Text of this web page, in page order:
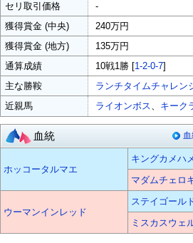
セリ取引価格
-
獲得賞金 (中央)
240万円
獲得賞金 (地方)
135万円
通算成績
10戦1勝 [1-2-0-7]
主な勝鞍
ランチタイムチャレン
近親馬
ライオンボス、 キーク
血統
ホッコータルマエ
キングカメハ
マダムチェロ
ウーマンインレッド
ステイゴール
ミスカスウェ